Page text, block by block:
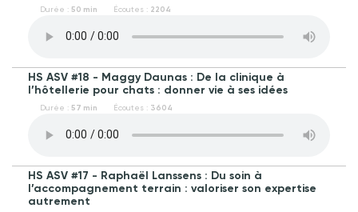
Durée : 50 min Écoutes : 2204
HS ASV #18 - Maggy Daunas : De la clinique à
l’hôtellerie pour chats : donner vie à ses idées
Durée : 57 min Écoutes : 3604
HS ASV #17 - Raphaël Lanssens : Du soin à
l’accompagnement terrain : valoriser son expertise
autrement